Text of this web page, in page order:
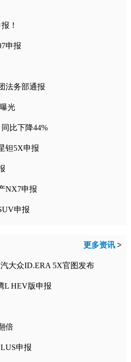
！
申报
法务部通报
光
比下降44%
钽5X申报
NX7申报
申报
更多资讯 >
大众ID.ERA 5X官图发布
L HEV版申报
倍
申报